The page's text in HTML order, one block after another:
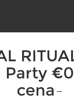
Party
cena